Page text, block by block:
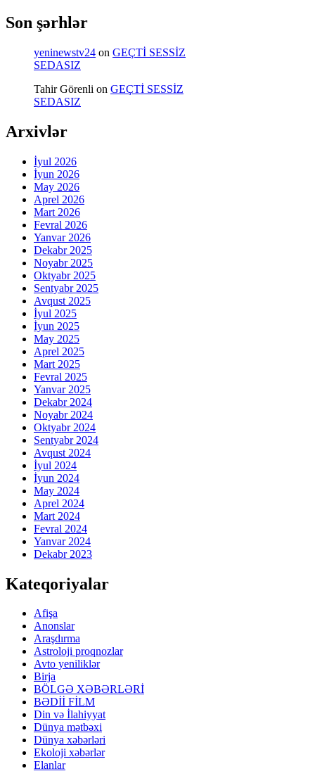
Son şərhlər
yeninewstv24 on GEÇTİ SESSİZ
SEDASIZ
Tahir Görenli on GEÇTİ SESSİZ
SEDASIZ
Arxivlər
İyul 2026
İyun 2026
May 2026
Aprel 2026
Mart 2026
Fevral 2026
Yanvar 2026
Dekabr 2025
Noyabr 2025
Oktyabr 2025
Sentyabr 2025
Avqust 2025
İyul 2025
İyun 2025
May 2025
Aprel 2025
Mart 2025
Fevral 2025
Yanvar 2025
Dekabr 2024
Noyabr 2024
Oktyabr 2024
Sentyabr 2024
Avqust 2024
İyul 2024
İyun 2024
May 2024
Aprel 2024
Mart 2024
Fevral 2024
Yanvar 2024
Dekabr 2023
Kateqoriyalar
Afişa
Anonslar
Araşdırma
Astroloji proqnozlar
Avto yeniliklər
Birja
BÖLGƏ XƏBƏRLƏRİ
BƏDİİ FİLM
Din və İlahiyyat
Dünya mətbəxi
Dünya xəbərləri
Ekoloji xəbərlər
Elanlar